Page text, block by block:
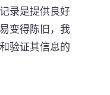
录是提供良好
变得陈旧，我
验证其信息的